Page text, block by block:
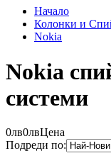
Начало
Колонки и
Nokia
Nokia
системи
0лв0лвЦена
Подреди по: